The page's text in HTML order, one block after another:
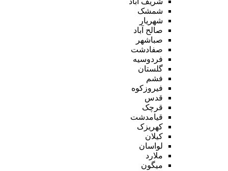
شمشک
شهریار
صالح آباد
صباشهر
صفادشت
فردوسیه
گلستان
فشم
فیروزکوه
قدس
قرچک
قیامدشت
کهریزک
کیلان
لواسان
ملارد
میگون